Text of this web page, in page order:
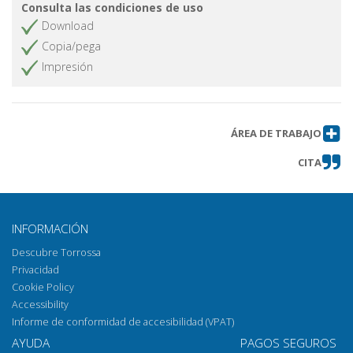
Consulta las condiciones de uso
Download
Copia/pega
Impresión
ÁREA DE TRABAJO
CITA
INFORMACIÓN
Descubre Torrossa
Privacidad
Cookie Policy
Accessibility
Informe de conformidad de accesibilidad (VPAT)
AYUDA PAGOS SEGUROS